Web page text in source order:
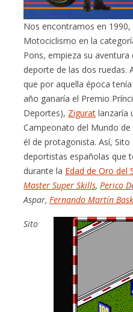
Nos encontramos en
Motociclismo en la
Pons, empieza su
deporte de las dos ruedas.
que por aquella época
año ganaría el Premio
Deportes), Zigurat lanzaría
Campeonato del Mundo
él de protagonista. Así,
deportistas españolas que
durante la Edad de Oro del
Master Super Skills, Perico
Aspar, Fernando Martín
Sito